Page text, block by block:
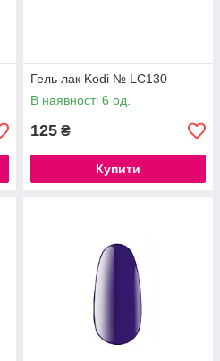
Гель лак Kodi № LC130
В наявності 6 од.
125 ₴
Купити